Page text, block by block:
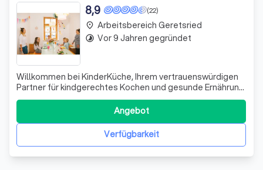
(22)
8,9
Willkommen bei KinderKüche, Ihrem vertrauenswürdigen
Partner für kindgerechtes Kochen und gesunde Ernährung.
Seit unserer Gründung im Jahr 2004 haben wir uns der
Aufgabe verschrieben, Kindern die Freude am Kochen und
gesunden Essen zu vermitteln. Mit Standorten in
München, Hamburg, Nürnberg, Frankfu
Verfügbarkeit
Angebot
place Arbeitsbereich Geretsried
timelapse Vor 9 Jahren gegründet